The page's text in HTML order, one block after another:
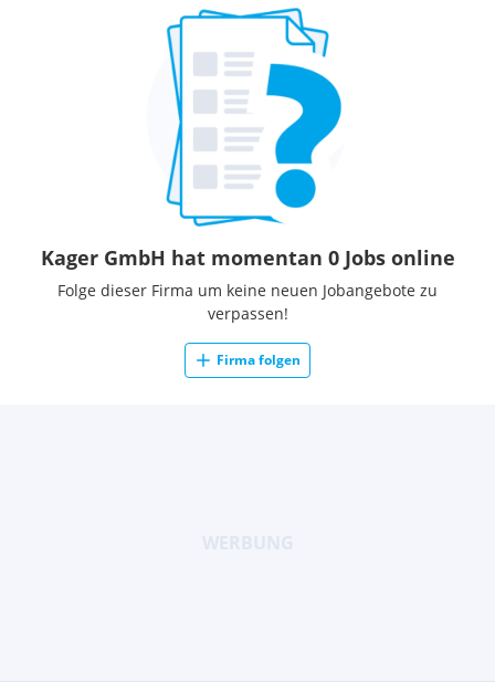
Kager GmbH hat momentan 0 Jobs online
Folge dieser Firma um keine neuen Jobangebote zu
verpassen!
Firma folgen